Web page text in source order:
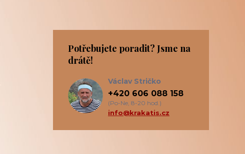
Potřebujete poradit? Jsme na
drátě!
Václav Stričko
+420 606 088 158
(Po-Ne, 8-20 hod.)
info@krakatis.cz